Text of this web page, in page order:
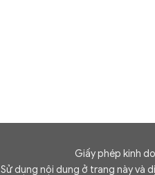
Giấy phép kinh
Sử dụng nội dung ở trang này và